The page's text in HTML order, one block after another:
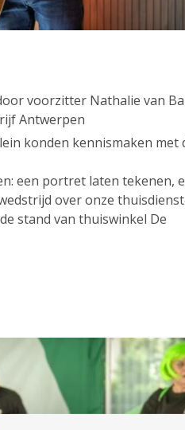
voorzitter Nathalie van
Antwerpen
konden kennismaken met
een portret laten tekenen,
over onze
stand van thuiswinkel De